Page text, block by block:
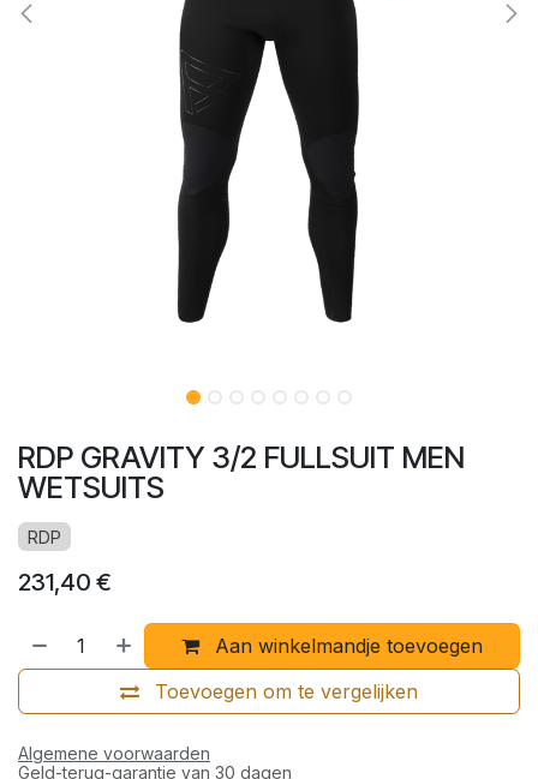
RDP GRAVITY 3/2 FULLSUIT MEN
WETSUITS
RDP
231,40 €
Aan winkelmandje toevoegen
Toevoegen om te vergelijken
Algemene voorwaarden
Geld-terug-garantie van 30 dagen